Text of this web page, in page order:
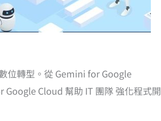
位轉型。從 Gemini for Google
Cloud 幫助 IT 團隊 強化程式開